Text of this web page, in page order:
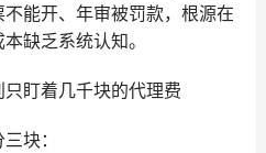
能开、年审被罚款，根源在
缺乏系统认知。
盯着几千块的代理费
块：